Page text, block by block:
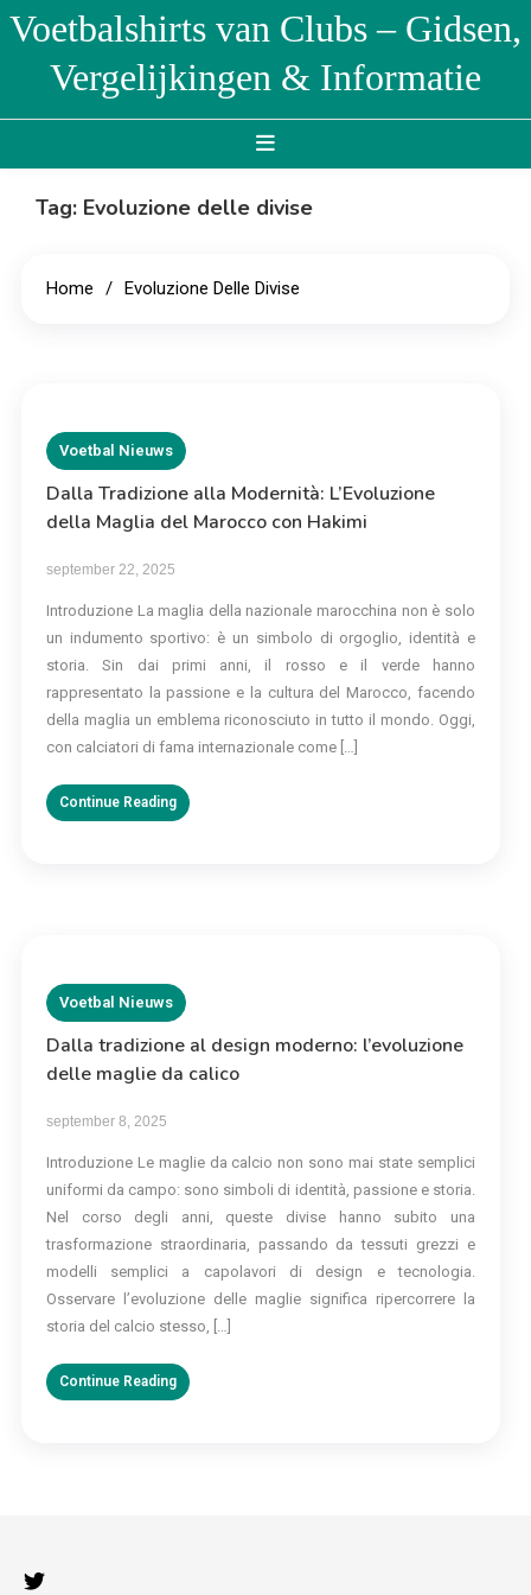
Skip
content
Voetbalshirts van Clubs – Gidsen,
Vergelijkingen & Informatie
Tag: Evoluzione delle divise
Home Evoluzione Delle Divise
Voetbal Nieuws
Dalla Tradizione alla Modernità: L’Evoluzione
della Maglia del Marocco con Hakimi
september 22, 2025
Introduzione La maglia della nazionale marocchina non è solo
un indumento sportivo: è un simbolo di orgoglio, identità e
storia. Sin dai primi anni, il rosso e il verde hanno
rappresentato la passione e la cultura del Marocco, facendo
della maglia un emblema riconosciuto in tutto il mondo. Oggi,
con calciatori di fama internazionale come […]
Continue Reading
Voetbal Nieuws
Dalla tradizione al design moderno: l’evoluzione
delle maglie da calico
september 8, 2025
Introduzione Le maglie da calcio non sono mai state semplici
uniformi da campo: sono simboli di identità, passione e storia.
Nel corso degli anni, queste divise hanno subito una
trasformazione straordinaria, passando da tessuti grezzi e
modelli semplici a capolavori di design e tecnologia.
Osservare l’evoluzione delle maglie significa ripercorrere la
storia del calcio stesso, […]
Continue Reading